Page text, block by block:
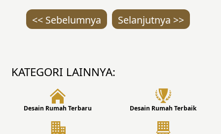
<< Sebelumnya Selanjutnya >>
KATEGORI LAINNYA:
Desain Rumah Terbaru Desain Rumah Terbaik